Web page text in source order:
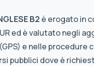
B2 è erogato in
ed è valutato negli
e nelle procedure
pubblici dove è